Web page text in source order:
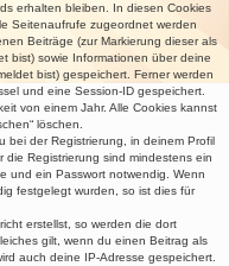
erhalten bleiben. In diesen Cookies
Seitenaufrufe zugeordnet werden
Beiträge (zur Markierung dieser als
bist) sowie Informationen über deine
bist) gespeichert. Ferner werden
und eine Session-ID gespeichert.
von einem Jahr. Alle Cookies kannst
löschen.
bei der Registrierung, in deinem Profil
Registrierung sind mindestens ein
und ein Passwort notwendig. Wenn
festgelegt wurden, so ist dies für
erstellst, so werden die dort
gilt, wenn du einen Beitrag als
auch deine IP-Adresse gespeichert.